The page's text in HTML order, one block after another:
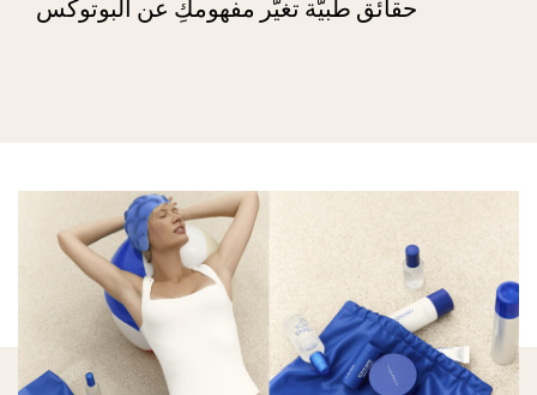
حقائق طبيّة تغيّر مفهومكِ عن البوتوكس